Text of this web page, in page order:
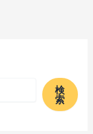
検
索